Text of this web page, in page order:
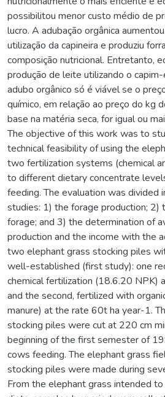
possibilitou menor custo médio de
lucro. A adubação orgânica
utilização da capineira e produziu
composição nutricional. Entretanto,
produção de leite utilizando o
adubo orgânico só é viável se o
químico, em relação ao preço do kg
base na matéria seca, for igual ou
The objective of this work was to
technical feasibility of using the
two fertilization systems (chemical
to different dietary concentrate
feeding. The evaluation was divided
studies: 1) the forage production; 2)
forage; and 3) the determination of
production and the income with the
two elephant grass stocking piles
well-established (first study): one
chemical fertilization (18.6.20 NPK)
and the second, fertilized with
manure) at the rate 60t ha year-1.
stocking piles were cut at 220 cm
beginning of the first semester of
cows feeding. The elephant grass
stocking piles were made during
From the elephant grass intended to